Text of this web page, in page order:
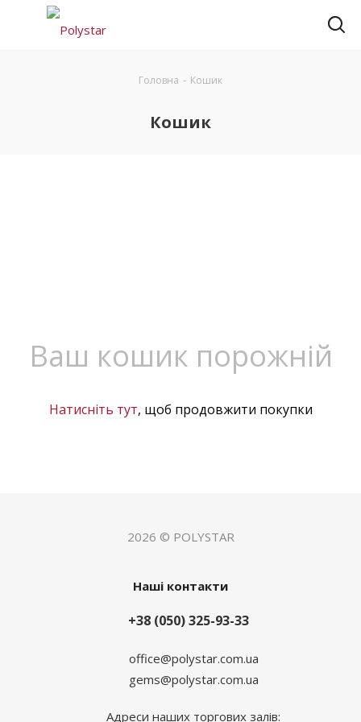
Головна - Кошик
Кошик
Ваш кошик порожній
Натисніть тут, щоб продовжити покупки
2026 © POLYSTAR
Наші контакти
+38 (050) 325-93-33
office@polystar.com.ua
gems@polystar.com.ua
Адреси наших торгових залів: